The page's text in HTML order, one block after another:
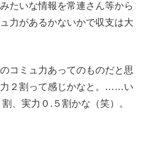
たいな情報を常連さん等から
力があるかないかで収支は大
コミュ力あってのものだと思
２割って感じかなと。……い
、実力０.５割かな（笑）。